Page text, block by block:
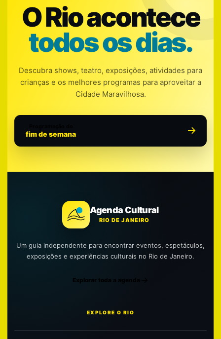
O Rio acontece
todos os dias.
Descubra shows, teatro, exposições, atividades para
crianças e os melhores programas para aproveitar a
Cidade Maravilhosa.
fim de semana
Agenda Cultural
RIO DE JANEIRO
Um guia independente para encontrar eventos, espetáculos,
exposições e experiências culturais no Rio de Janeiro.
Explorar toda a agenda
EXPLORE O RIO